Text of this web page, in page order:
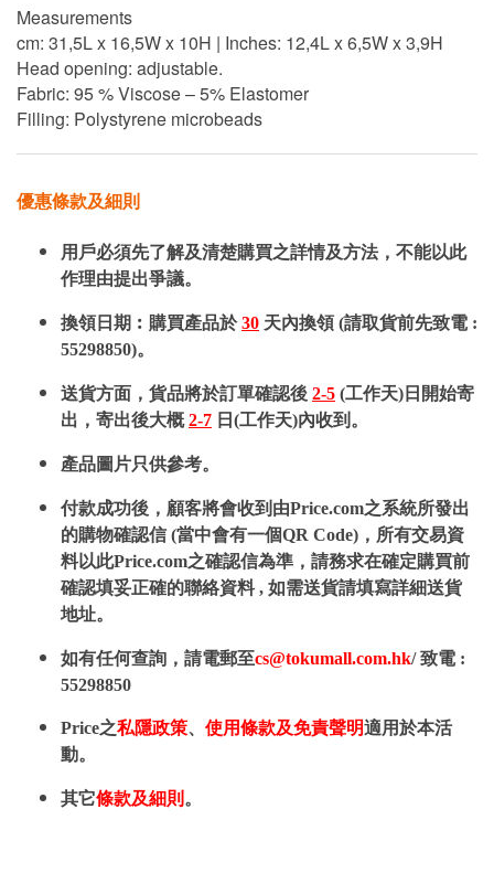
Measurements
cm: 31,5L x 16,5W x 10H | Inches: 12,4L x 6,5W x 3,9H
Head opening: adjustable.
Fabric: 95 % Viscose – 5% Elastomer
Filling: Polystyrene microbeads
優惠條款及細則
用戶必須先了解及清楚購買之詳情及方法，不能以此
作理由提出爭議。
換領日期︰購買產品於30 天內換領 (請取貨前先致電 :
55298850)。
送貨方面，貨品將於訂單確認後 2-5 (工作天)日開始寄
出，寄出後大概2-7 日(工作天)內收到。
產品圖片只供參考。
付款成功後，顧客將會收到由Price.com之系統所發出
的購物確認信 (當中會有一個QR Code)，所有交易資
料以此Price.com之確認信為準，請務求在確定購買前
確認填妥正確的聯絡資料 , 如需送貨請填寫詳細送貨
地址。
如有任何查詢，請電郵至cs@tokumall.com.hk/ 致電 :
55298850
Price之私隱政策、 使用條款及免責聲明適用於本活
動。
其它條款及細則 。